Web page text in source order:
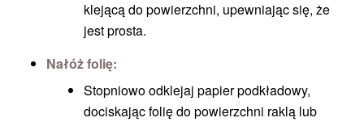
klejącą do powierzchni, upewniając się, że
jest prosta.
Nałóż folię:
Stopniowo odklejaj papier podkładowy,
dociskając folię do powierzchni raklą lub